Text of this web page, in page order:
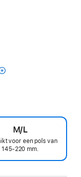
M/L
voor een pols van
145-220 mm.